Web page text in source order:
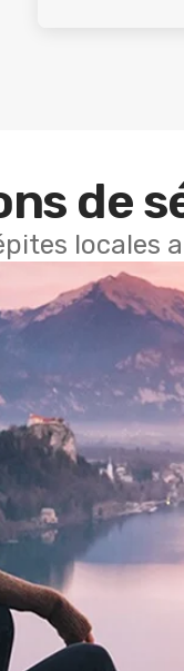
de
locales